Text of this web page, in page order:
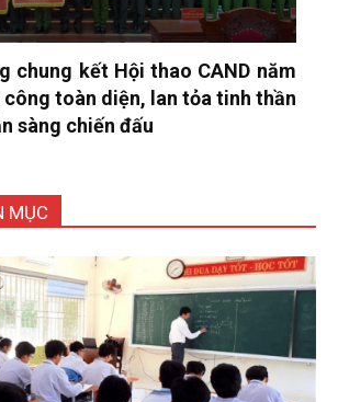
chung kết Hội thao CAND năm
công toàn diện, lan tỏa tinh thần
sàng chiến đấu
MỤC